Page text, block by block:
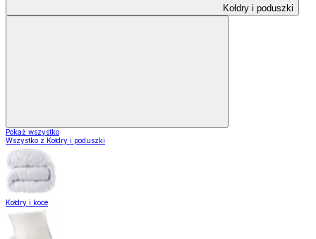
Kołdry i poduszki
Pokaż wszystko
Wszystko z Kołdry i poduszki
Kołdry i koce